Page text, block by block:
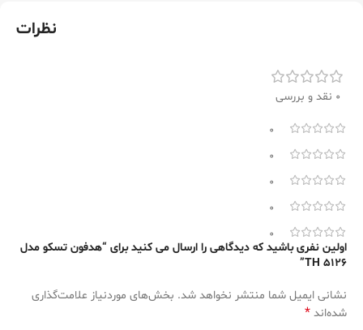
نظرات
0 نقد و بررسی
0
0
0
0
0
اولین نفری باشید که دیدگاهی را ارسال می کنید برای “هدفون تسکو مدل
TH 5126”
نشانی ایمیل شما منتشر نخواهد شد. بخش‌های موردنیاز علامت‌گذاری
شده‌اند *